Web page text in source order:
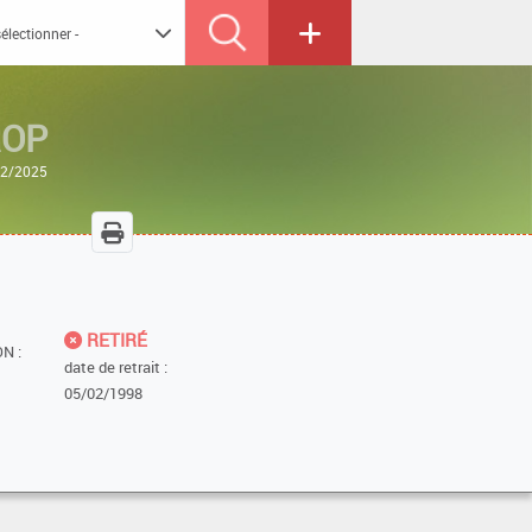
2025
:
RETIRÉ
date de retrait :
05/02/1998